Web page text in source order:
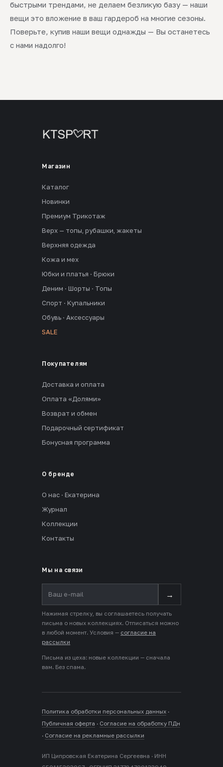
быстрыми трендами, не делаем безликую базу — наши
вещи это вложение в ваш гардероб на многие сезоны.
Поверьте, купив наши вещи однажды — Вы останетесь
с нами надолго!
Магазин
Каталог
Новинки
Премиум Трикотаж
Верх — топы, рубашки, жакеты
Верхняя одежда
Кожа и мех
Юбки и платья · Брюки
Деним · Шорты · Топы
Спорт · Купальники
Обувь · Аксессуары
SALE
Покупателям
Доставка и оплата
Оплата «Долями»
Возврат и обмен
Подарочный сертификат
Бонусная программа
О бренде
О нас · Екатерина
Журнал
Коллекции
Контакты
Мы на связи
→
Нажимая стрелку, вы соглашаетесь получать
письма о новых коллекциях. Отписаться можно
в любой момент. Условия — согласие на
рассылки
Письма из цеха: новые коллекции — сначала
вам. Без спама.
Политика обработки персональных данных ·
Публичная оферта · Согласие на обработку ПДн
· Согласие на рекламные рассылки
ИП Ципровская Екатерина Сергеевна · ИНН